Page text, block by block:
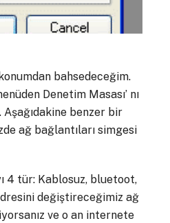
bahsedeceğim.
Denetim Masası’ nı
Aşağıdakine benzer bir
ağ bağlantıları simgesi
4 tür: Kablosuz, bluetoot,
değiştireceğimiz ağ
ve o an internete